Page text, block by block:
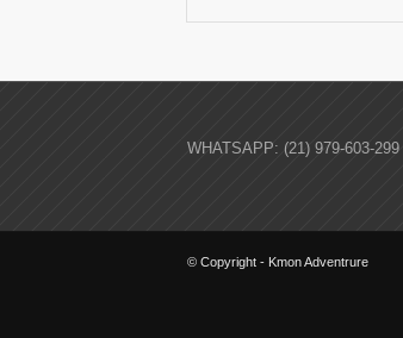
WHATSAPP: (21) 979-603-
© Copyright - Kmon Adventrure